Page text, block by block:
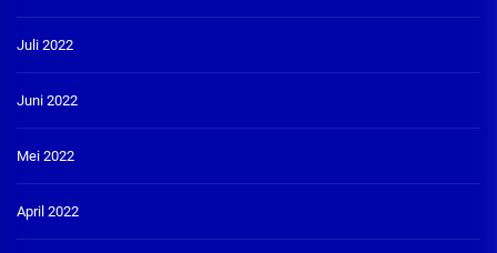
Juli 2022
Juni 2022
Mei 2022
April 2022